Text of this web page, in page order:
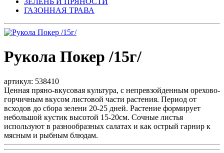
ГАЗОННАЯ ТРАВА
Рукола Покер /15г/
артикул: 538410
Ценная пряно-вкусовая культура, с непревзойденным орехово-
горчичным вкусом листовой части растения. Период от
всходов до сбора зелени 20-25 дней. Растение формирует
небольшой кустик высотой 15-20см. Сочные листья
используют в разнообразных салатах и как острый гарнир к
мясным и рыбным блюдам.